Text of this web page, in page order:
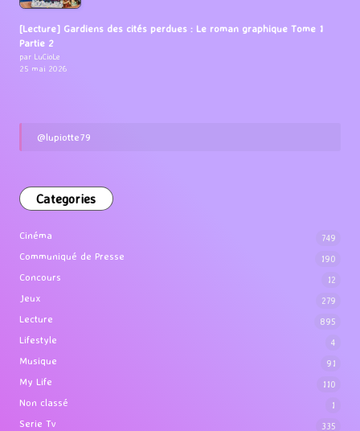
[Lecture] Gardiens des cités perdues : Le roman graphique Tome 1
Partie 2
par LuCioLe
25 mai 2026
@lupiotte79
Categories
Cinéma 749
Communiqué de Presse 190
Concours 12
Jeux 279
Lecture 895
Lifestyle 4
Musique 91
My Life 110
Non classé 1
Serie Tv 335